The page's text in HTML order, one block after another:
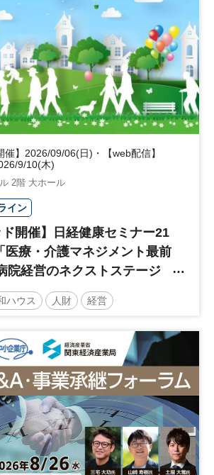
催】2026/09/06(日)・【web配信】
9/10(木)
2階 大ホール
イン
ド開催】日経健康セミナー21
医療・介護マネジメント最前
院経営のネクストステージ
のその先 AI・DX・人財戦
能な未来へ～
ハウス 人財 経営
人材戦略
病院経営 診療報酬
開催